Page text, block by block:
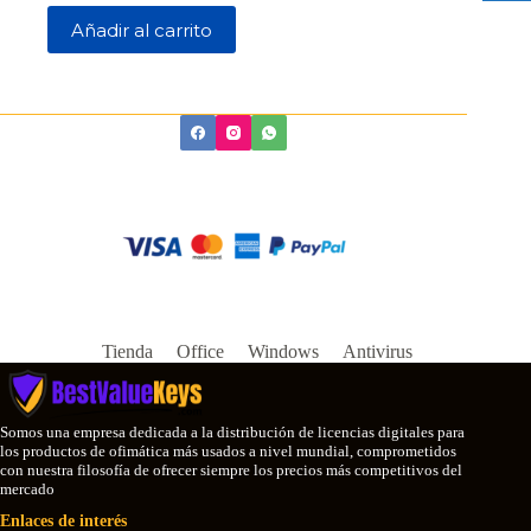
original
era:
actual
es:
Añadir al carrito
Tienda Office Windows Antivirus
Somos una empresa dedicada a la distribución de licencias digitales para
los productos de ofimática más usados a nivel mundial, comprometidos
con nuestra filosofía de ofrecer siempre los precios más competitivos del
mercado
Enlaces de interés